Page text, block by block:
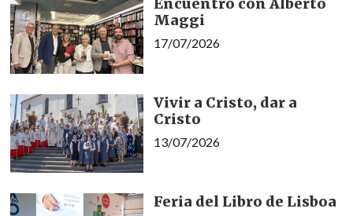
Maggi
17/07/2026
Vivir a Cristo, dar a
Cristo
13/07/2026
Feria del Libro de Lisboa